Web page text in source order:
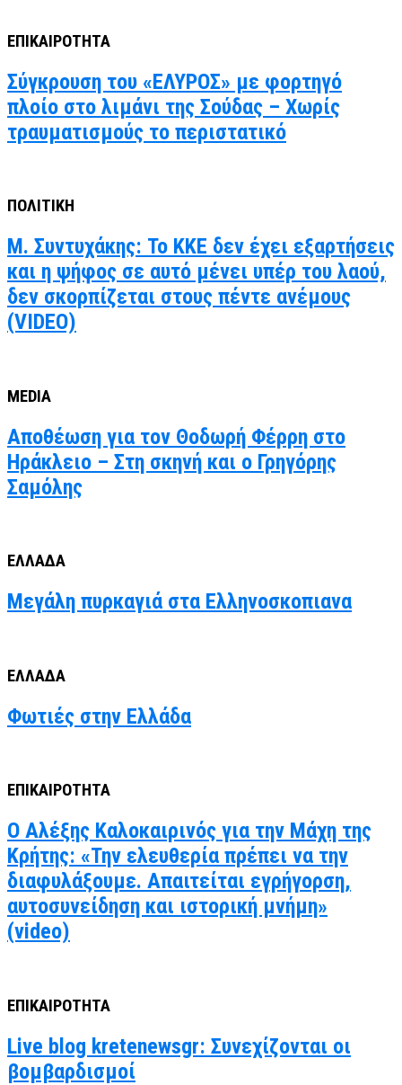
ΕΠΙΚΑΙΡΟΤΗΤΑ
Σύγκρουση του «ΕΛΥΡΟΣ» με φορτηγό
πλοίο στο λιμάνι της Σούδας – Χωρίς
τραυματισμούς το περιστατικό
ΠΟΛΙΤΙΚΗ
Μ. Συντυχάκης: Το ΚΚΕ δεν έχει εξαρτήσεις
και η ψήφος σε αυτό μένει υπέρ του λαού,
δεν σκορπίζεται στους πέντε ανέμους
(VIDEO)
MEDIA
Αποθέωση για τον Θοδωρή Φέρρη στο
Ηράκλειο – Στη σκηνή και ο Γρηγόρης
Σαμόλης
ΕΛΛΑΔΑ
Μεγάλη πυρκαγιά στα Ελληνοσκοπιανα
ΕΛΛΑΔΑ
Φωτιές στην Ελλάδα
ΕΠΙΚΑΙΡΟΤΗΤΑ
Ο Αλέξης Καλοκαιρινός για την Μάχη της
Κρήτης: «Την ελευθερία πρέπει να την
διαφυλάξουμε. Απαιτείται εγρήγορση,
αυτοσυνείδηση και ιστορική μνήμη»
(video)
ΕΠΙΚΑΙΡΟΤΗΤΑ
Live blog kretenewsgr: Συνεχίζονται οι
βομβαρδισμοί